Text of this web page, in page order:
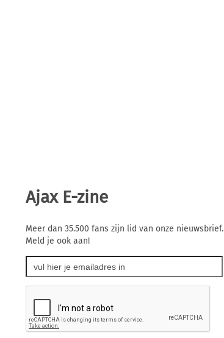
Ajax E-zine
Meer dan 35.500 fans zijn lid van onze nieuwsbrief.
Meld je ook aan!